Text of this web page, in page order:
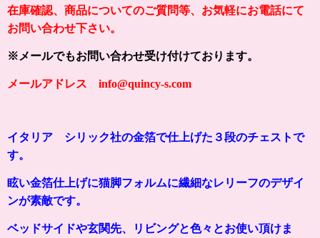
在庫確認、商品についてのご質問等、お気軽にお電話にて
お問い合わせ下さい。
※メールでもお問い合わせ受け付けております。
メールアドレス info@quincy-s.com
イタリア シリック社の金箔で仕上げた３段のチェストで
す。
眩い金箔仕上げに猫脚フォルムに繊細なレリーフのデザイ
ンが素敵です。
ベッドサイドや玄関先、リビングと色々とお使い頂けま